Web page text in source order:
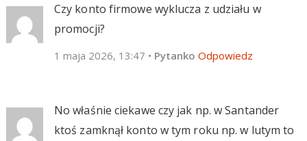
Czy konto firmowe wyklucza z udziału w
promocji?
1 maja 2026, 13:47 • Pytanko Odpowiedz
No właśnie ciekawe czy jak np. w Santander
ktoś zamknął konto w tym roku np. w lutym to